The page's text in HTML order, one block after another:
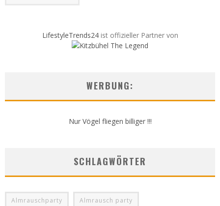
LifestyleTrends24ist offizieller Partner von
WERBUNG:
Nur Vögel fliegen billiger !!!
SCHLAGWÖRTER
Almrauschparty Almrausch party